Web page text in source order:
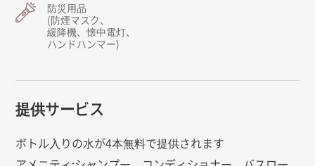
防災用品
(防煙マスク、
緩降機、懐中電灯、
ハンドハンマー)
提供サービス
ボトル入りの水が4本無料で提供されます